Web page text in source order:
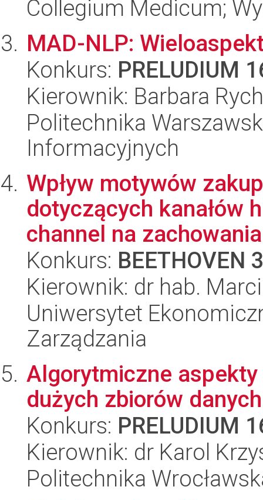
Collegium Medicum;
MAD-NLP:
Konkurs: PRELUDIUM
Kierownik: Barbara
Politechnika
Informacyjnych
Wpływ motywów
dotyczących kanałów
channel na
Konkurs: BEETHOVEN
Kierownik: dr hab.
Uniwersytet
Zarządzania
Algorytmiczne
dużych zbiorów
Konkurs: PRELUDIUM
Kierownik: dr Karol
Politechnika